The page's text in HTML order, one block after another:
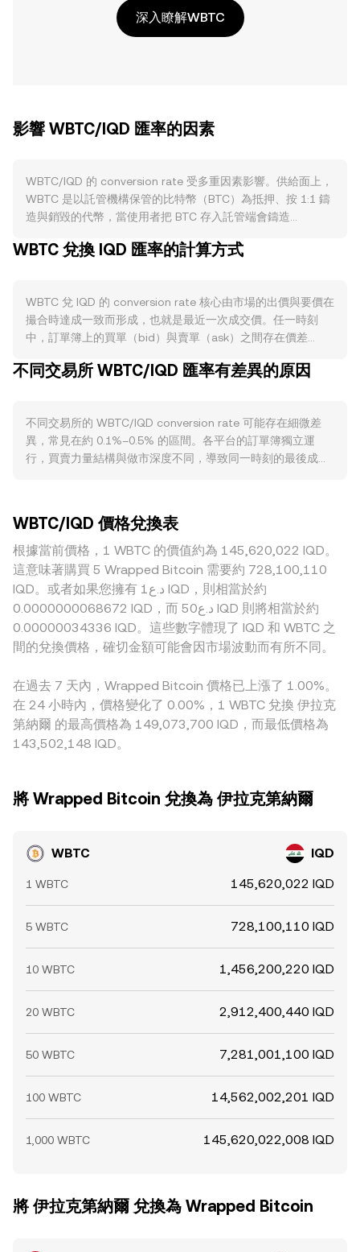
深入瞭解WBTC
影響 WBTC/IQD 匯率的因素
WBTC/IQD 的 conversion rate 受多重因素影響。供給面上，
WBTC 是以託管機構保管的比特幣（BTC）為抵押、按 1:1 鑄
造與銷毀的代幣，當使用者把 BTC 存入託管端會鑄造
鑄造/銷毀活動與託管可得性，而非傳統意義上的原生通膨、質
需與情緒，間接傳導至 WBTC。需求面則來自使用情境：以太
坊及多鏈 DeFi 中的 WBTC 抵押借貸、做市與清算需求，跨鏈
橋與策略型資金使用 WBTC 作為比特幣流動性的 ERC-20 代
觀層面上，BTC 的方向性走勢與整體加密資產風險偏好會快速
影響以 IQD 表示的 WBTC/IQD conversion rate。監管事件方
面，對 BTC 託管標準、稅務與會計規範、以及美國與其他司
法轄區對現貨或託管相關產品（如 ETF、合規橋接服務）的政
BTC 永續合約的資金費率、期權到期與大額槓桿減倉會牽動現
貨基差並折射到 WBTC；鏈上大額鑄造/銷毀、託管熱/冷錢包
的大額轉移，以及做市商在 CEX/DEX 的庫存調整，則會在短
期內加劇 WBTC/IQD conversion rate 的波動。
WBTC 兌換 IQD 匯率的計算方式
WBTC 兌 IQD 的 conversion rate 核心由市場的出價與要價在
撮合時達成一致而形成，也就是最近一次成交價。任一時刻
中，訂單簿上的買單（bid）與賣單（ask）之間存在價差
作參考價。在多個平台之間，數據聚合方會計算成交量加權平
在場外或聚合器執行路由，實際成交會接近該時段的 VWAP。
基礎換算則很直接：以 IQD 計價時，IQD Value = WBTC
Amount × rate；反過來，WBTC Amount = IQD Value /
的恆定乘積關係，瞬時價格近似為 y/x；當有大額買單抽走池
中 WBTC 或穩定幣頭寸時，池內資產比例改變，滑點使得即
時成交價與集中式訂單簿的成交價可能出現差異。綜合而言，
訂單簿撮合的最後成交、跨市場的 VWAP、以及 AMM 池內的
定價機制共同決定了當下的 WBTC/IQD conversion rate 與實
際成交對價。
不同交易所 WBTC/IQD 匯率有差異的原因
不同交易所的 WBTC/IQD conversion rate 可能存在細微差
異，常見在約 0.1%–0.5% 的區間。各平台的訂單簿獨立運
行，買賣力量結構與做市深度不同，導致同一時刻的最後成交
對 WBTC 託管與提領的合規要求、鏈上提現成本、KYC 流程
與銀行結算時段差異，都會影響本地以 IQD 計價的供需。實務
上，許多場景的報價路徑並非直接的 WBTC/IQD，而是經由
WBTC/USDT 再換算至 IQD，因此 USDT 相對法幣的基差（輕
微溢價或折價）會傳導到最終顯示的 WBTC/IQD 價格。套利
者會在不同平台間買低賣高，將價差收斂，但由於鏈上轉帳時
間、手續費、風險限額與法幣出入金限制等摩擦存在，收斂並
非即時且不一定完全，於是各交易所之間的 conversion rate
WBTC/IQD 價格兌換表
根據當前價格，1 WBTC 的價值約為 145,620,022 IQD。
這意味著購買 5 Wrapped Bitcoin 需要約 728,100,110
IQD。或者如果您擁有 د.ع1 IQD，則相當於約
0.0000000068672 IQD，而 د.ع50 IQD 則將相當於約
0.00000034336 IQD。這些數字體現了 IQD 和 WBTC 之
間的兌換價格，確切金額可能會因市場波動而有所不同。
在過去 7 天內，Wrapped Bitcoin 價格已上漲了 1.00%。
在 24 小時內，價格變化了 0.00%，1 WBTC 兌換 伊拉克
第納爾 的最高價格為 149,073,700 IQD，而最低價格為
143,502,148 IQD。
將 Wrapped Bitcoin 兌換為 伊拉克第納爾
WBTC IQD
1 WBTC 145,620,022 IQD
5 WBTC 728,100,110 IQD
10 WBTC 1,456,200,220 IQD
20 WBTC 2,912,400,440 IQD
50 WBTC 7,281,001,100 IQD
100 WBTC 14,562,002,201 IQD
1,000 WBTC 145,620,022,008 IQD
將 伊拉克第納爾 兌換為 Wrapped Bitcoin